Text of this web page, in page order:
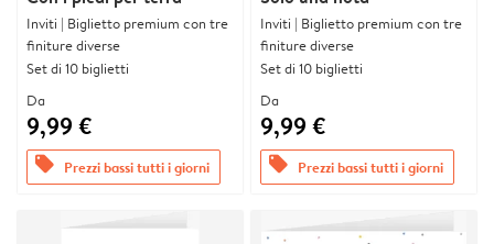
Inviti | Biglietto premium con tre
finiture diverse
Set di 10 biglietti
Da
9,99 €
offers Prezzi bassi tutti i giorni
Inviti | Biglietto premium con tre
finiture diverse
Set di 10 biglietti
Da
9,99 €
offers Prezzi bassi tutti i giorni